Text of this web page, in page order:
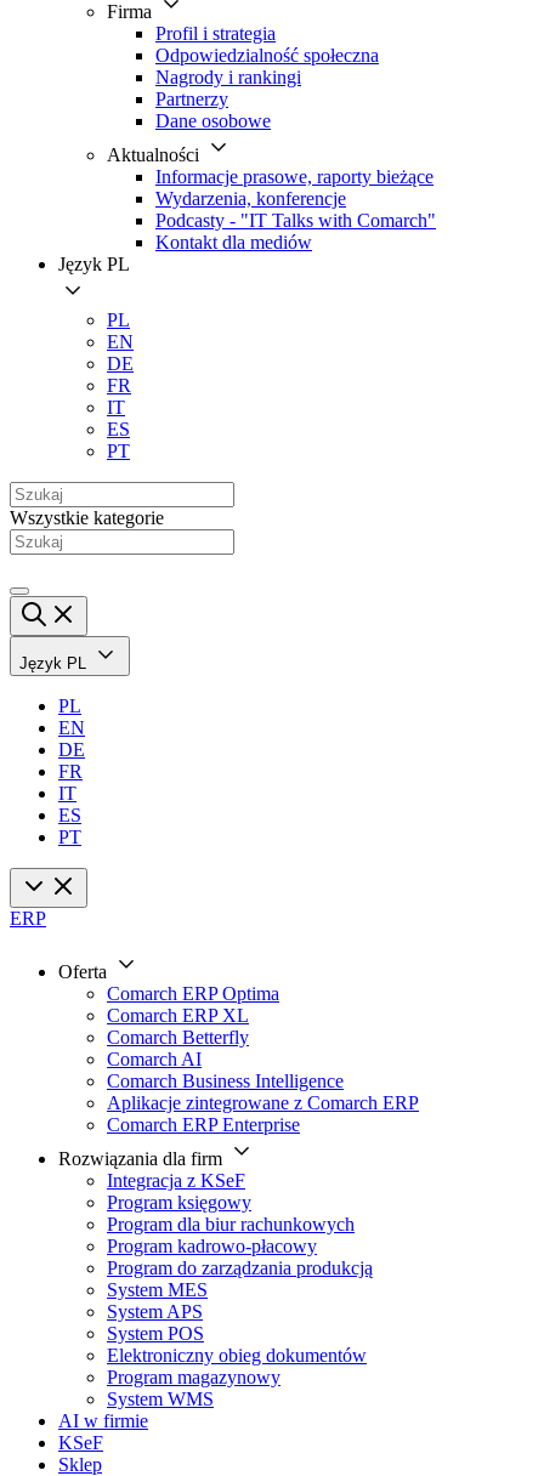
Firma
Profil i strategia
Odpowiedzialność społeczna
Nagrody i rankingi
Partnerzy
Dane osobowe
Aktualności
Informacje prasowe, raporty bieżące
Wydarzenia, konferencje
Podcasty - "IT Talks with Comarch"
Kontakt dla mediów
Język PL
PL
EN
DE
FR
IT
ES
PT
Wszystkie kategorie
Język PL
PL
EN
DE
FR
IT
ES
PT
ERP
Oferta
Comarch ERP Optima
Comarch ERP XL
Comarch Betterfly
Comarch AI
Comarch Business Intelligence
Aplikacje zintegrowane z Comarch ERP
Comarch ERP Enterprise
Rozwiązania dla firm
Integracja z KSeF
Program księgowy
Program dla biur rachunkowych
Program kadrowo-płacowy
Program do zarządzania produkcją
System MES
System APS
System POS
Elektroniczny obieg dokumentów
Program magazynowy
System WMS
AI w firmie
KSeF
Sklep